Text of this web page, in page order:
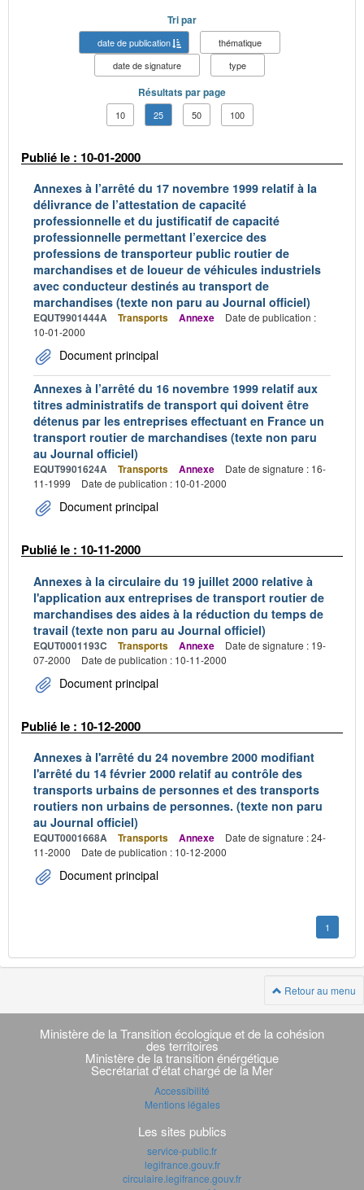
Tri par
date de publication
thématique
date de signature
type
Résultats par page
10 25 50 100
Publié le : 10-01-2000
Annexes à l’arrêté du 17 novembre 1999 relatif à la
délivrance de l’attestation de capacité
professionnelle et du justificatif de capacité
professionnelle permettant l’exercice des
professions de transporteur public routier de
marchandises et de loueur de véhicules industriels
avec conducteur destinés au transport de
marchandises (texte non paru au Journal officiel)
EQUT9901444A Transports Annexe
Date de publication :
10-01-2000
Document principal
Annexes à l’arrêté du 16 novembre 1999 relatif aux
titres administratifs de transport qui doivent être
détenus par les entreprises effectuant en France un
transport routier de marchandises (texte non paru
au Journal officiel)
EQUT9901624A Transports Annexe
Date de signature : 16-
11-1999
Date de publication : 10-01-2000
Document principal
Publié le : 10-11-2000
Annexes à la circulaire du 19 juillet 2000 relative à
l'application aux entreprises de transport routier de
marchandises des aides à la réduction du temps de
travail (texte non paru au Journal officiel)
EQUT0001193C Transports Annexe
Date de signature : 19-
07-2000
Date de publication : 10-11-2000
Document principal
Publié le : 10-12-2000
Annexes à l'arrêté du 24 novembre 2000 modifiant
l'arrêté du 14 février 2000 relatif au contrôle des
transports urbains de personnes et des transports
routiers non urbains de personnes. (texte non paru
au Journal officiel)
EQUT0001668A Transports Annexe
Date de signature : 24-
11-2000
Date de publication : 10-12-2000
Document principal
1
Retour au menu
Navigation
transverse
Ministère de la Transition écologique et de la cohésion
des territoires
Ministère de la transition énérgétique
Secrétariat d'état chargé de la Mer
Accessibilité
Mentions légales
Les sites publics
service-public.fr
legifrance.gouv.fr
circulaire.legifrance.gouv.fr